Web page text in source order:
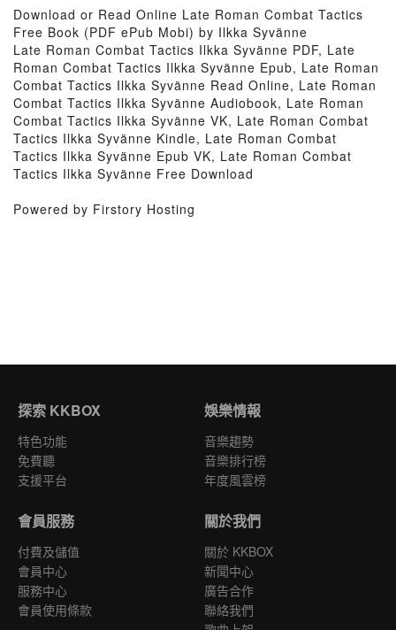
Download or Read Online Late Roman Combat Tactics
Free Book (PDF ePub Mobi) by Ilkka Syvänne
Late Roman Combat Tactics Ilkka Syvänne PDF, Late
Roman Combat Tactics Ilkka Syvänne Epub, Late Roman
Combat Tactics Ilkka Syvänne Read Online, Late Roman
Combat Tactics Ilkka Syvänne Audiobook, Late Roman
Combat Tactics Ilkka Syvänne VK, Late Roman Combat
Tactics Ilkka Syvänne Kindle, Late Roman Combat
Tactics Ilkka Syvänne Epub VK, Late Roman Combat
Tactics Ilkka Syvänne Free Download
Powered by Firstory Hosting
探索 KKBOX
特色功能
免費聽
支援平台
娛樂情報
音樂趨勢
音樂排行榜
年度風雲榜
會員服務
付費及儲值
會員中心
服務中心
會員使用條款
關於我們
關於 KKBOX
新聞中心
廣告合作
聯絡我們